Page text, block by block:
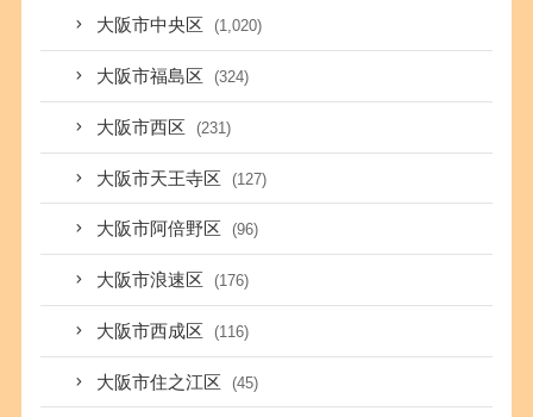
大阪市中央区 (1,020)
大阪市福島区 (324)
大阪市西区 (231)
大阪市天王寺区 (127)
大阪市阿倍野区 (96)
大阪市浪速区 (176)
大阪市西成区 (116)
大阪市住之江区 (45)